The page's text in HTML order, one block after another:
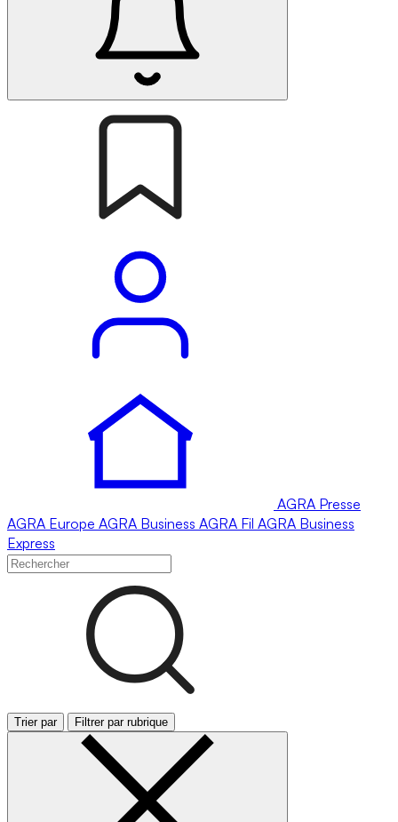
AGRA Presse
AGRA Europe AGRA Business AGRA Fil AGRA Business
Express
Trier par Filtrer par rubrique